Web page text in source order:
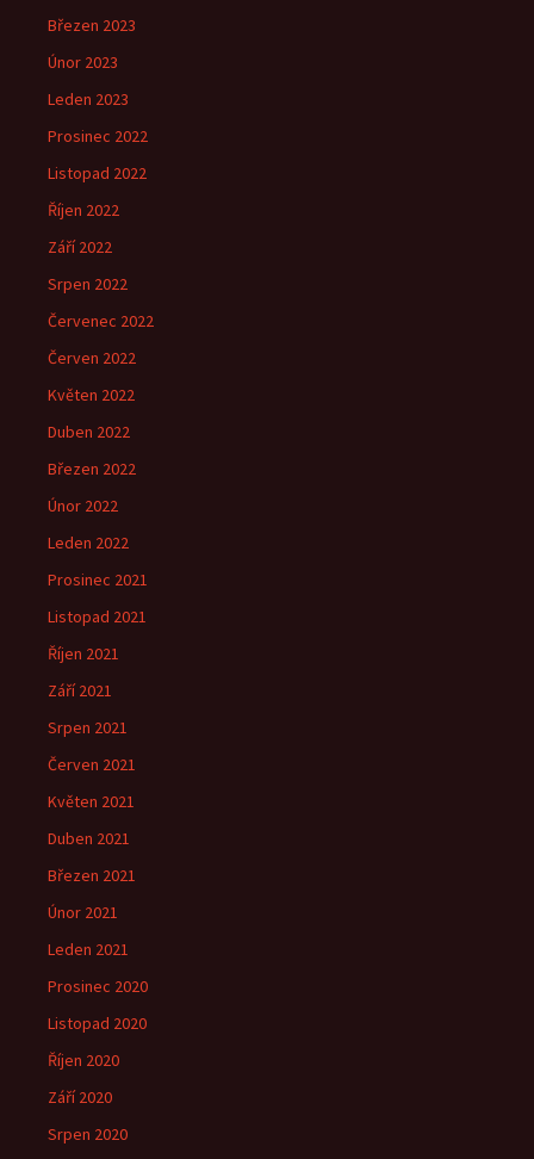
Březen 2023
Únor 2023
Leden 2023
Prosinec 2022
Listopad 2022
Říjen 2022
Září 2022
Srpen 2022
Červenec 2022
Červen 2022
Květen 2022
Duben 2022
Březen 2022
Únor 2022
Leden 2022
Prosinec 2021
Listopad 2021
Říjen 2021
Září 2021
Srpen 2021
Červen 2021
Květen 2021
Duben 2021
Březen 2021
Únor 2021
Leden 2021
Prosinec 2020
Listopad 2020
Říjen 2020
Září 2020
Srpen 2020